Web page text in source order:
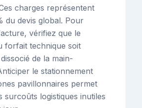
charges représentent
du devis global. Pour
vérifiez que le
forfait technique soit
de la main-
le stationnement
pavillonnaires permet
surcoûts logistiques inutiles